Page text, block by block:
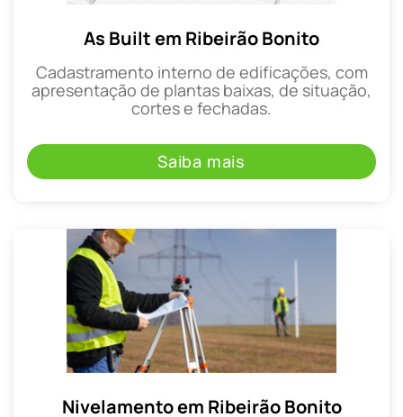
As Built em Ribeirão Bonito
Cadastramento interno de edificações, com
apresentação de plantas baixas, de situação,
cortes e fechadas.
Saiba mais
Nivelamento em Ribeirão Bonito